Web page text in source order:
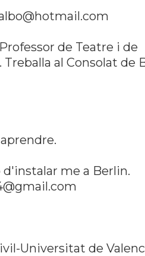
de Teatre i de
al Consolat de
d'instalar me a Berlin.
Universitat de